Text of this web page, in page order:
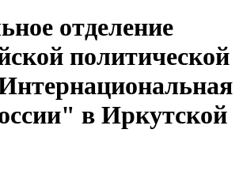
отделение
политической
в Иркутской